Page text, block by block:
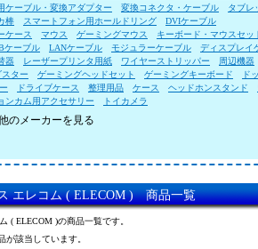
ケーブル・変換アダプター
変換コネクタ・ケーブル
タブレ
棒 スマートフォン用ホールドリング
DVIケーブル
ケース
マウス ゲーミングマウス キーボード・マウスセッ
ケーブル LANケーブル モジュラーケーブル ディスプレイ
器 レーザープリンタ用紙 ワイヤーストリッパー 周辺機器
スター ゲーミングヘッドセット ゲーミングキーボード
ド
ドライブケース 整理用品 ケース ヘッドホンスタンド
ンカム用アクセサリー
トイカメラ
のメーカーを見る
エレコム ( ELECOM ) 商品一覧
( ELECOM )の商品一覧です。
が該当しています。